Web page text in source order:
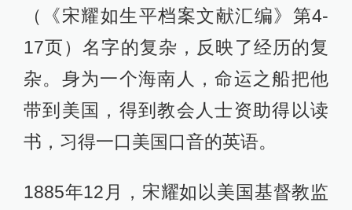
（《宋耀如生平档案文献汇编》第4-
17页）名字的复杂，反映了经历的复
杂。身为一个海南人，命运之船把他
带到美国，得到教会人士资助得以读
书，习得一口美国口音的英语。
1885年12月，宋耀如以美国基督教监